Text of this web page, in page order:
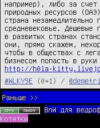
например), либо за счет
природных ресурсов
страна незамедлительно
средневековье. Дешевые
в развитых странах
они, прямо скажем,
чтобы в обществах с
http://h0la-
#WLKY9E
(0+1) /
Раньше >>
BnW для
Котятки